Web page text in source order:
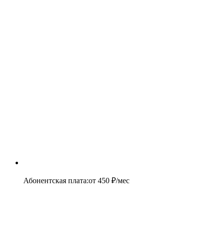
Абонентская плата:от 450 ₽/мес